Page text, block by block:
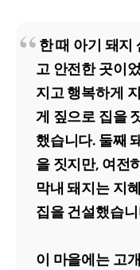
한 때 아기 돼지
고 안전한 곳이
지고 행복하게
게 짚으로 집을
했습니다. 둘째
을 짓지만, 여전
막내 돼지는 지
집을 건설했습
이 마을에는 고